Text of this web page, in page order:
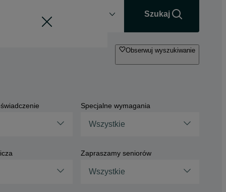
Szukaj
Obserwuj wyszukiwanie
Specjalne wymagania
Wszystkie
Zapraszamy seniorów
Wszystkie